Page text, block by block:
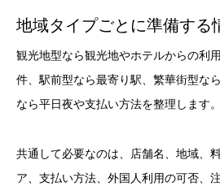
地域タイプごとに準備する
観光地型なら観光地やホテルからの利
件、駅前型なら最寄り駅、繁華街型な
なら平日夜や支払い方法を整理します。
共通して必要なのは、店舗名、地域、
ア、支払い方法、外国人利用の可否、